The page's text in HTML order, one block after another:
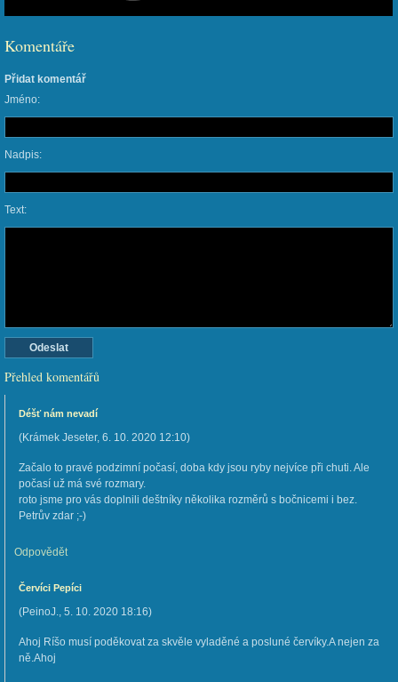
Komentáře
Přidat komentář
Jméno:
Nadpis:
Text:
Přehled komentářů
Déšť nám nevadí
(Krámek Jeseter, 6. 10. 2020 12:10)
Začalo to pravé podzimní počasí, doba kdy jsou ryby nejvíce při chuti. Ale
počasí už má své rozmary.
roto jsme pro vás doplnili deštníky několika rozměrů s bočnicemi i bez.
Petrův zdar ;-)
Odpovědět
Červíci Pepíci
(PeinoJ., 5. 10. 2020 18:16)
Ahoj Ríšo musí poděkovat za skvěle vyladěné a posluné červíky.A nejen za
ně.Ahoj